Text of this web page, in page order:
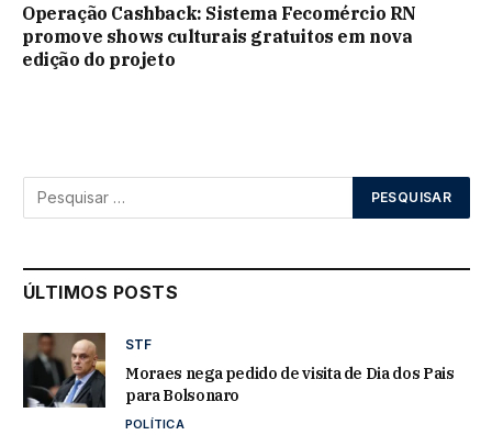
Operação Cashback: Sistema Fecomércio RN
promove shows culturais gratuitos em nova
edição do projeto
ÚLTIMOS POSTS
STF
Moraes nega pedido de visita de Dia dos Pais
para Bolsonaro
POLÍTICA